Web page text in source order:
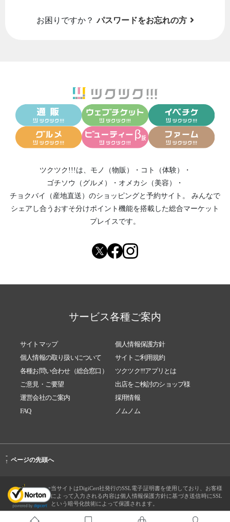
お困りですか？ パスワードをお忘れの方
ツクツク!!!は、 モノ（物販） ・ コト（体験）
・
ゴチソウ（グルメ）
・ オメカシ（美容）
・
チョクバイ（産地直送） のショッピングと予約サイト。
みんなで
シェアし合う おすそ分けポイント機能を搭載した総合マーケット
プレイスです。
サービス各種ご案内
サイトマップ
個人情報保護方針
個人情報の取り扱いについて
サイトご利用規約
各種お問い合わせ（総合窓口）
ツクツク!!!アプリとは
ご意見・ご要望
出店をご検討のショップ様
運営会社のご案内
採用情報
FAQ
ノムノム
-
↑ ページの先頭へ
当サイトはDigiCert社発行のSSL電子証明書を使用しており、お客様
によって入力される内容は個人情報保護方針に基づき送信時にSSL
という暗号化技術によって保護されます。